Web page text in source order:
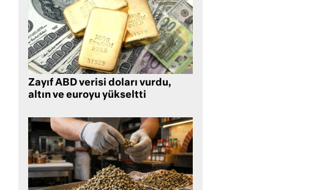
Zayıf ABD verisi doları vurdu,
altın ve euroyu yükseltti